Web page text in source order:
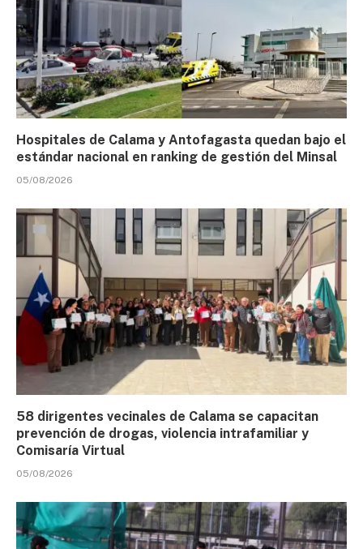
Hospitales de Calama y Antofagasta quedan bajo el
estándar nacional en ranking de gestión del Minsal
05/08/2026
58 dirigentes vecinales de Calama se capacitan
prevención de drogas, violencia intrafamiliar y
Comisaría Virtual
05/08/2026